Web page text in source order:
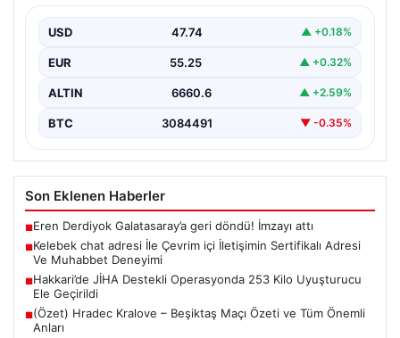
Sanal dünyasında bireylerin kaliteli bir biçimde bağlantı
olarak…
USD 47.74 ▲ +0.18%
EUR 55.25 ▲ +0.32%
ALTIN 6660.6 ▲ +2.59%
BTC 3084491 ▼ -0.35%
Son Eklenen Haberler
■Eren Derdiyok Galatasaray’a geri döndü! İmzayı attı
■Kelebek chat adresi İle Çevrim içi İletişimin Sertifikalı Adresi
Ve Muhabbet Deneyimi
■Hakkari’de JİHA Destekli Operasyonda 253 Kilo Uyuşturucu
Ele Geçirildi
■(Özet) Hradec Kralove – Beşiktaş Maçı Özeti ve Tüm Önemli
Anları